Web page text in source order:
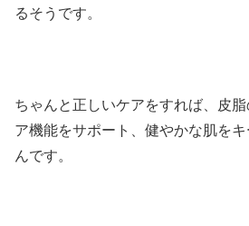
るそうです。
ちゃんと正しいケアをすれば、皮
ア機能をサポート、健やかな肌を
んです。